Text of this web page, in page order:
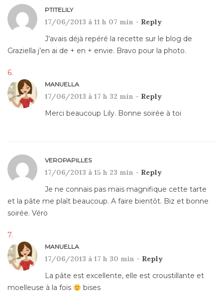
PTITELILY
17/06/2013 à 11 h 07 min - Reply
J’avais déjà repéré la recette sur le blog de
Graziella j’en ai de + en + envie. Bravo pour la photo.
MANUELLA
17/06/2013 à 17 h 32 min - Reply
Merci beaucoup Lily. Bonne soirée à toi
VEROPAPILLES
17/06/2013 à 15 h 23 min - Reply
Je ne connais pas mais magnifique cette tarte
et la pâte me plaît beaucoup. A faire bientôt. Biz et bonne
soirée. Véro
MANUELLA
17/06/2013 à 17 h 30 min - Reply
La pâte est excellente, elle est croustillante et
moelleuse à la fois
bises